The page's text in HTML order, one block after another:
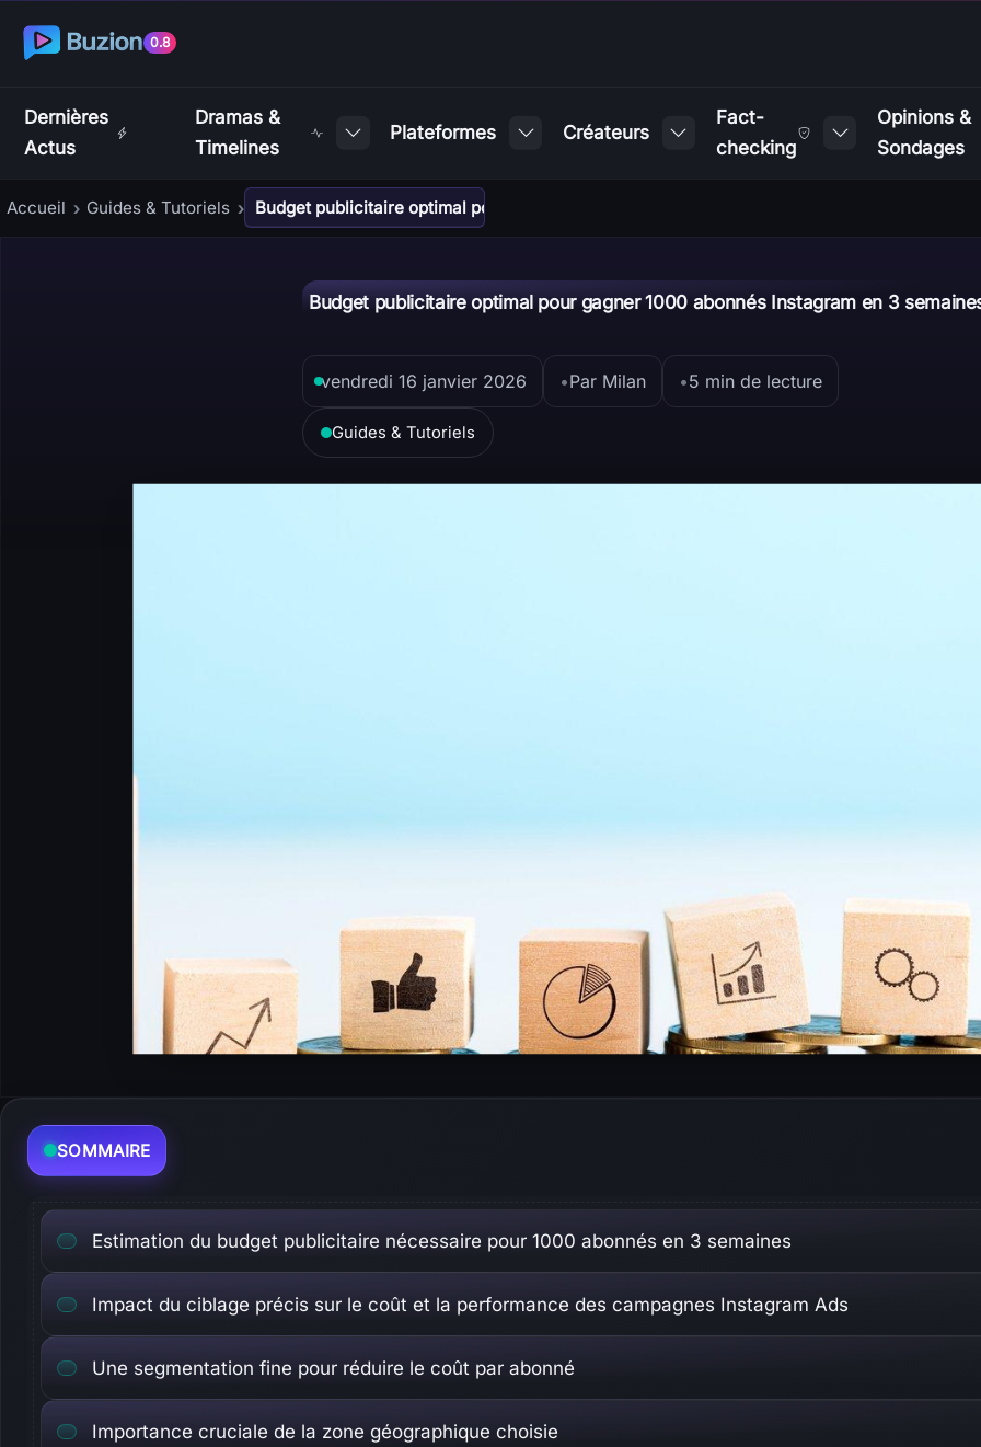
0.8
Dernières
Actus
Dramas &
Timelines
Plateformes Créateurs
Fact-
checking
Opinions &
Sondages
Accueil › Guides & Tutoriels › Budget publicitaire optimal pour gagner 1000 abonnés Instagram en 3 semaines
Budget publicitaire optimal pour gagner 1000 abonnés Instagram en 3
vendredi 16 janvier 2026 •Par Milan •5 min de lecture
Guides & Tutoriels
SOMMAIRE
Estimation du budget publicitaire nécessaire pour 1000 abonnés en 3 semaines
Impact du ciblage précis sur le coût et la performance des campagnes Instagram Ads
Une segmentation fine pour réduire le coût par abonné
Importance cruciale de la zone géographique choisie